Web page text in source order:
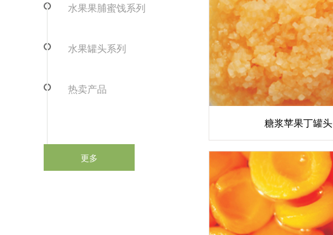
水果果脯蜜饯系列
水果罐头系列
热卖产品
更多
糖浆苹果丁罐头